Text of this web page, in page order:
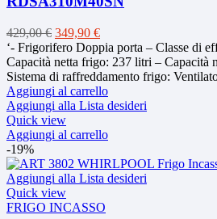
429,00€ Il
prezzo
originale
era:
429,00 €.
349,90 €Il
prezzo
attuale
è:
349,90 €.
‘- Frigorifero Doppia porta – Classe di
Capacità netta frigo: 237 litri – Capacità
Sistema di raffreddamento frigo:
Aggiungi al carrello
Aggiungi alla Lista desideri
Quick view
Aggiungi al carrello
-19%
Aggiungi alla Lista desideri
Quick view
FRIGO INCASSO